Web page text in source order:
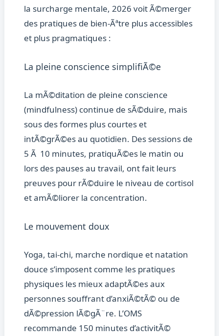
la surcharge mentale, 2026 voit Ã©merger
des pratiques de bien-Ãªtre plus accessibles
et plus pragmatiques :
La pleine conscience simplifiÃ©e
La mÃ©ditation de pleine conscience
(mindfulness) continue de sÃ©duire, mais
sous des formes plus courtes et
intÃ©grÃ©es au quotidien. Des sessions de
5 Ã 10 minutes, pratiquÃ©es le matin ou
lors des pauses au travail, ont fait leurs
preuves pour rÃ©duire le niveau de cortisol
et amÃ©liorer la concentration.
Le mouvement doux
Yoga, tai-chi, marche nordique et natation
douce s’imposent comme les pratiques
physiques les mieux adaptÃ©es aux
personnes souffrant d’anxiÃ©tÃ© ou de
dÃ©pression lÃ©gÃ¨re. L’OMS
recommande 150 minutes d’activitÃ©